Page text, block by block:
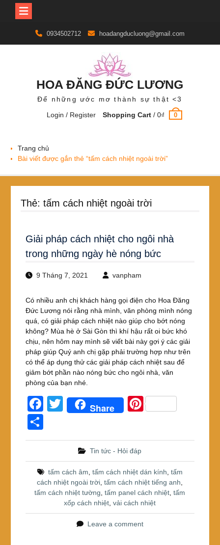
content
0934502712 hoadangducluong@gmail.com
HOA ĐĂNG ĐỨC LƯƠNG
Để những ước mơ thành sự thật <3
Login / Register
Shopping Cart /0₫ 0
Trang chủ
Bài viết được gắn thẻ “tấm cách nhiệt ngoài trời”
Thẻ: tấm cách nhiệt ngoài trời
Giải pháp cách nhiệt cho ngôi nhà
trong những ngày hè nóng bức
9 Tháng 7, 2021 vanpham
Có nhiều anh chị khách hàng gọi điện cho Hoa Đăng
Đức Lương nói rằng nhà mình, văn phòng mình nóng
quá, có giải pháp cách nhiệt nào giúp cho bớt nóng
không? Mùa hè ở Sài Gòn thì khí hậu rất oi bức khó
chịu, nên hôm nay mình sẽ viết bài này gợi ý các giải
pháp giúp Quý anh chị gặp phải trường hợp như trên
có thể áp dụng thử các giải pháp cách nhiệt sau để
giảm bớt phần nào nóng bức cho ngôi nhà, văn
phòng của bạn nhé.
F
a
c
b
o
o
k
T
Share
Pi
st
h
e
Tin tức - Hỏi đáp
tấm cách âm tấm cách nhiệt dán kính tấm
cách nhiệt ngoài trời ,tấm cách nhiệt tiếng anh
tấm cách nhiệt tường ,tấm panel cách nhiệt ,tấm
xốp cách nhiệt ,vải cách nhiệt
Leave a comment